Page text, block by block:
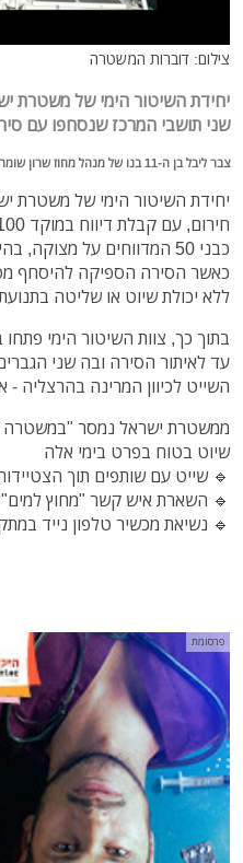
צילום: דוברות המשטרה
יחידת השיטור הימי של משטרת
שני תושבי המרכז שנסחפו עם
צבר ליבל בן ה-11 בנו של מנהל מחוז שרון שומרון כללית
יחידת השיטור הימי של משטרת
כבני 50 המדווחים על
כאשר הסירה הספיקה להיסחף
ללא יכולת שיוט או שליטה
בתוך כך, צוות השיטור הימי
עד לאיתור הסירה ובה שני
השייט לכיוון המרינה בהרצליה
ממשטרת ישראל נמסר "במשטרה
שיוט בטוח בפרט בימי אלה
🔹 שייט עם שותפים תוך
🔹 השארת איש קשר "מחוץ למים"
🔹 נשיאת מכשיר טלפון נייד
פרסומת